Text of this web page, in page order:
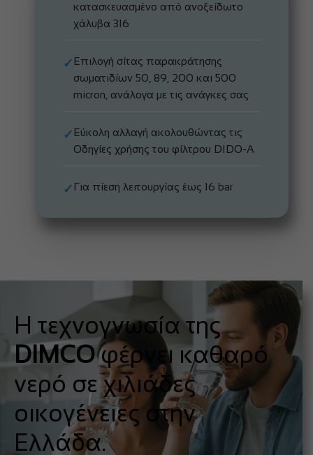
κατασκευασμένο από ανοξείδωτο
χάλυβα 316
✓ Επιλογή σίτας παρακράτησης
σωματιδίων 50, 89, 200 και 500
micron, ανάλογα με τις ανάγκες σας
✓ Εύκολη αλλαγή ακολουθώντας τις
Οδηγίες χρήσης του φίλτρου DIDO-A
✓ Για πίεση λειτουργίας έως 16 bar
Η τεχνογνωσία της
DIMCOφέρνει καθαρό
νερό σε χιλιάδες
οικογένειες στην
Ελλάδα.